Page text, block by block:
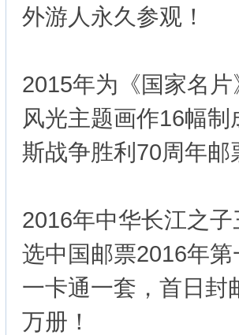
外游人永久参观！
2015年为《国家名
风光主题画作16幅
斯战争胜利70周年
2016年中华长江之
选中国邮票2016年
一卡通一套，首日封
万册！